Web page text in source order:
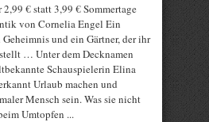
€ statt 3,99 € Sommertage
von Cornelia Engel Ein
und ein Gärtner, der ihr
… Unter dem Decknamen
Schauspielerin Elina
Urlaub machen und
Mensch sein. Was sie nicht
Umtopfen ...